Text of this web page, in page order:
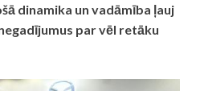
dinamika un vadāmība ļauj
par vēl retāku